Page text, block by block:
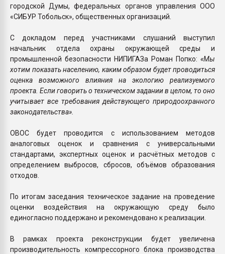
городской Думы, федеральных органов управления ООО
«СИБУР Тобольск», общественных организаций.
С докладом перед участниками слушаний выступил
начальник отдела охраны окружающей среды и
промышленной безопасности НИПИГАЗа Роман Попко: «Мы
хотим показать населению, каким образом будет проводиться
оценка возможного влияния на экологию реализуемого
проекта. Если говорить о техническом задании в целом, то оно
учитывает все требования действующего природоохранного
законодательства».
ОВОС будет проводится с использованием методов
аналоговых оценок и сравнения с универсальными
стандартами, экспертных оценок и расчётных методов с
определением выбросов, сбросов, объёмов образования
отходов.
По итогам заседания техническое задание на проведение
оценки воздействия на окружающую среду было
единогласно поддержано и рекомендовано к реализации.
В рамках проекта реконструкции будет увеличена
производительность компрессорного блока производства